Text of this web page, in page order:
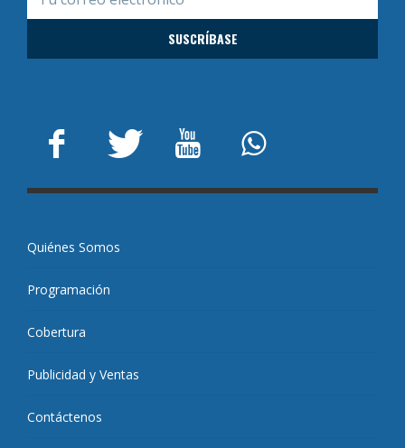
Quiénes Somos
Programación
Cobertura
Publicidad y Ventas
Contáctenos